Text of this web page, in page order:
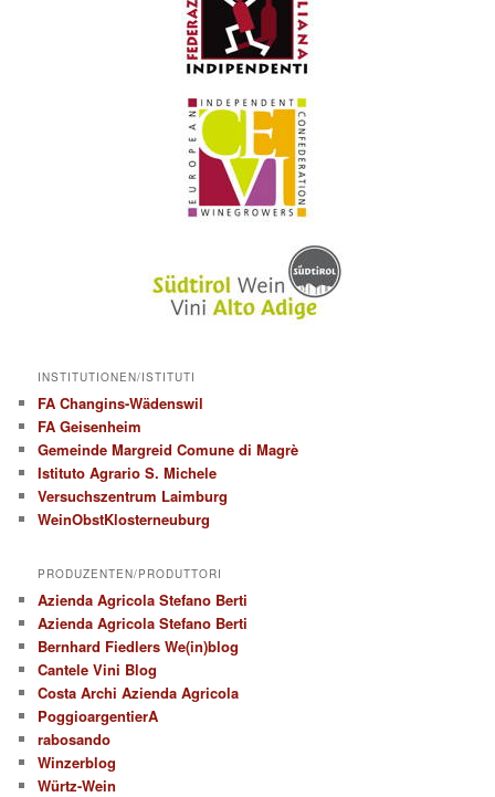
INSTITUTIONEN/ISTITUTI
FA Changins-Wädenswil
FA Geisenheim
Gemeinde Margreid Comune di Magrè
Istituto Agrario S. Michele
Versuchszentrum Laimburg
WeinObstKlosterneuburg
PRODUZENTEN/PRODUTTORI
Azienda Agricola Stefano Berti
Azienda Agricola Stefano Berti
Bernhard Fiedlers We(in)blog
Cantele Vini Blog
Costa Archi Azienda Agricola
PoggioargentierA
rabosando
Winzerblog
Würtz-Wein